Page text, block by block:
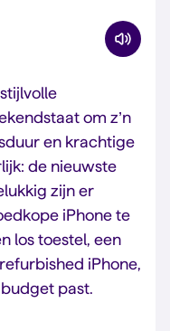
om z’n
en krachtige
de nieuwste
zijn er
iPhone te
los toestel, een
iPhone,
past.